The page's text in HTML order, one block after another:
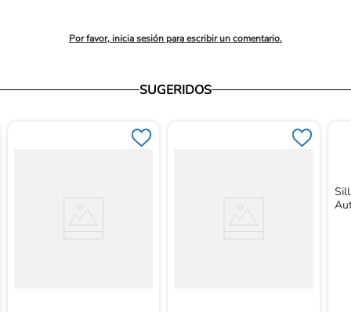
Por favor, inicia sesión para escribir un comentario.
SUGERIDOS